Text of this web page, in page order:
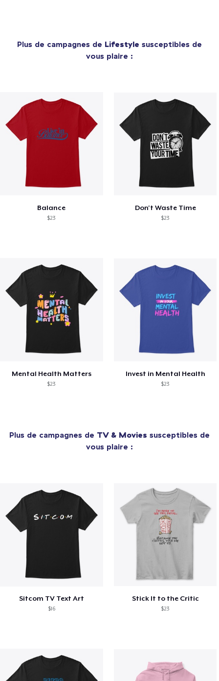
Plus de campagnes de Lifestyle susceptibles de
vous plaire :
Balance
$23
Don't Waste Time
$23
Mental Health Matters
$23
Invest in Mental Health
$23
Plus de campagnes de TV & Movies susceptibles de
vous plaire :
Sitcom TV Text Art
$16
Stick It to the Critic
$23